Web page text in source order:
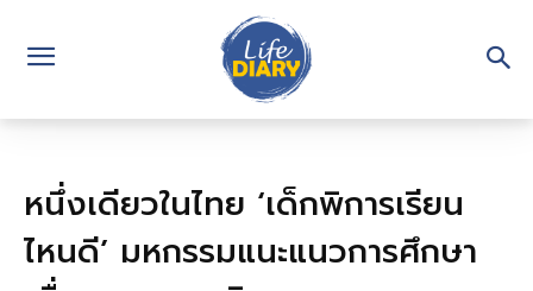
หนึ่งเดียวในไทย ‘เด็กพิการเรียน
ไหนดี’ มหกรรมแนะแนวการศึกษา